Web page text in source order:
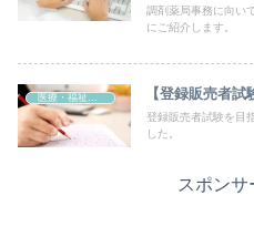
調剤薬局事務に向い
にご紹介します。
【登録販売者
登録販売者試験を目
した。
スポンサ